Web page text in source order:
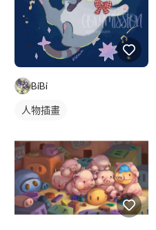
BiBi
人物插畫